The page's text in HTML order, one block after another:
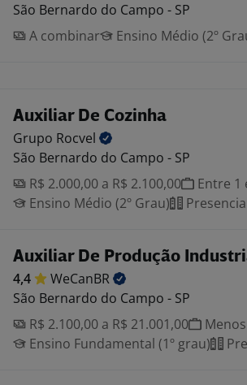
São Bernardo do Campo - SP
A combinar
Ensino Médio (2º
Auxiliar De Cozinha
Grupo Rocvel
São Bernardo do Campo - SP
R$ 2.000,00 a R$ 2.100,00
Entre 1
Ensino Médio (2º Grau)
Auxiliar De Produção
4,4
WeCanBR
São Bernardo do Campo - SP
R$ 2.100,00 a R$ 21.001,00
Ensino Fundamental (1º grau)